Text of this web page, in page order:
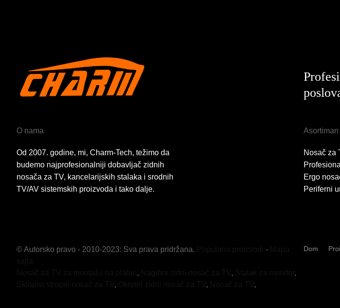
O nama
Od 2007. godine, mi, Charm-Tech, težimo da
budemo najprofesionalniji dobavljač zidnih
nosača za TV, kancelarijskih stalaka i srodnih
TV/AV sistemskih proizvoda i tako dalje.
Nosač za
Ergo
Periferni
© Autorsko pravo - 2010-2023: Sva prava pridržana. -
, ,
,
, , ,
Dom